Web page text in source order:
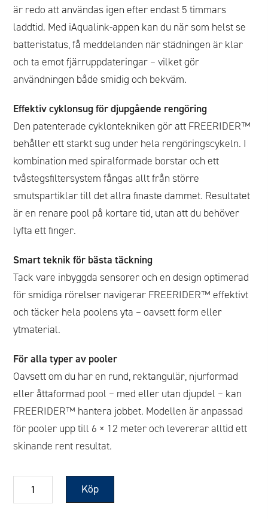
är redo att användas igen efter endast 5 timmars
laddtid. Med iAqualink-appen kan du när som helst se
batteristatus, få meddelanden när städningen är klar
och ta emot fjärruppdateringar – vilket gör
användningen både smidig och bekväm.
Effektiv cyklonsug för djupgående rengöring
Den patenterade cyklontekniken gör att FREERIDER™
behåller ett starkt sug under hela rengöringscykeln. I
kombination med spiralformade borstar och ett
tvåstegsfiltersystem fångas allt från större
smutspartiklar till det allra finaste dammet. Resultatet
är en renare pool på kortare tid, utan att du behöver
lyfta ett finger.
Smart teknik för bästa täckning
Tack vare inbyggda sensorer och en design optimerad
för smidiga rörelser navigerar FREERIDER™ effektivt
och täcker hela poolens yta – oavsett form eller
ytmaterial.
För alla typer av pooler
Oavsett om du har en rund, rektangulär, njurformad
eller åttaformad pool – med eller utan djupdel – kan
FREERIDER™ hantera jobbet. Modellen är anpassad
för pooler upp till 6 × 12 meter och levererar alltid ett
skinande rent resultat.
Pooldammsugare
RF
Köp